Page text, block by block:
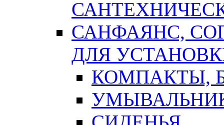
САНФАЯНС,
ДЛЯ
КОМПАКТЫ,